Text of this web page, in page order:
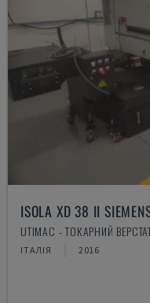
ISOLA XD 38 II
UTIMAC - ТОКАРНИЙ
ІТАЛІЯ 2016